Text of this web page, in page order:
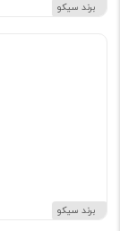
برند سیکو
برند سیکو